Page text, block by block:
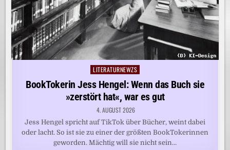
Posted
LITERATURNEWZS
BookTokerin Jess Hengel: Wenn das Buch sie
»zerstört hat«, war es gut
4. AUGUST 2026
Jess Hengel spricht auf TikTok über Bücher, weint dabei
oder lacht. So ist sie zu einer der größten BookTokerinnen
geworden. Mächtig will sie nicht sein…